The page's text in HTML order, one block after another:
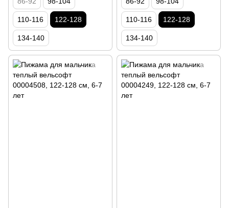
110-116 122-128
134-140
110-116 122-128
134-140